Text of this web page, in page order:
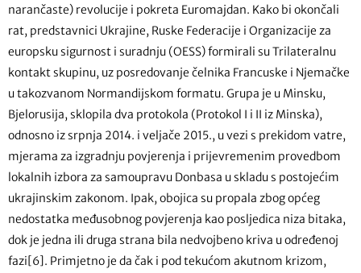
narančaste) revolucije i pokreta Euromajdan. Kako bi okončali
rat, predstavnici Ukrajine, Ruske Federacije i Organizacije za
europsku sigurnost i suradnju (OESS) formirali su Trilateralnu
kontakt skupinu, uz posredovanje čelnika Francuske i Njemačke
u takozvanom Normandijskom formatu. Grupa je u Minsku,
Bjelorusija, sklopila dva protokola (Protokol I i II iz Minska),
odnosno iz srpnja 2014. i veljače 2015., u vezi s prekidom vatre,
mjerama za izgradnju povjerenja i prijevremenim provedbom
lokalnih izbora za samoupravu Donbasa u skladu s postojećim
ukrajinskim zakonom. Ipak, obojica su propala zbog općeg
nedostatka međusobnog povjerenja kao posljedica niza bitaka,
dok je jedna ili druga strana bila nedvojbeno kriva u određenoj
fazi[6]. Primjetno je da čak i pod tekućom akutnom krizom,